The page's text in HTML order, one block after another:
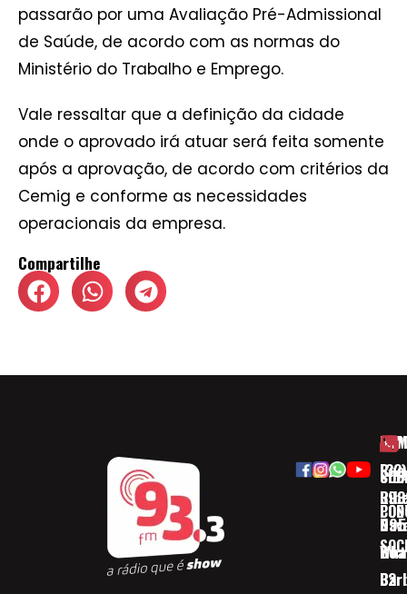
passarão por uma Avaliação Pré-Admissional
de Saúde, de acordo com as normas do
Ministério do Trabalho e Emprego.
Vale ressaltar que a definição da cidade
onde o aprovado irá atuar será feita somente
após a aprovação, de acordo com critérios da
Cemig e conforme as necessidades
operacionais da empresa.
Compartilhe
(32)
32